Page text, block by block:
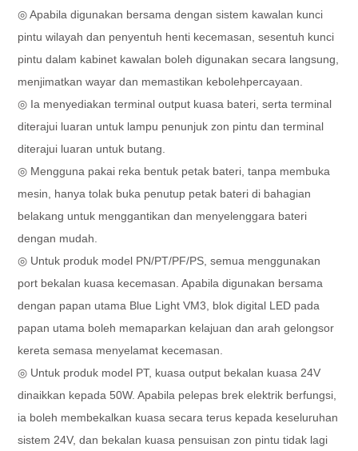
◎ Apabila digunakan bersama dengan sistem kawalan kunci
pintu wilayah dan penyentuh henti kecemasan, sesentuh kunci
pintu dalam kabinet kawalan boleh digunakan secara langsung,
menjimatkan wayar dan memastikan kebolehpercayaan.
◎ Ia menyediakan terminal output kuasa bateri, serta terminal
diterajui luaran untuk lampu penunjuk zon pintu dan terminal
diterajui luaran untuk butang.
◎ Mengguna pakai reka bentuk petak bateri, tanpa membuka
mesin, hanya tolak buka penutup petak bateri di bahagian
belakang untuk menggantikan dan menyelenggara bateri
dengan mudah.
◎ Untuk produk model PN/PT/PF/PS, semua menggunakan
port bekalan kuasa kecemasan. Apabila digunakan bersama
dengan papan utama Blue Light VM3, blok digital LED pada
papan utama boleh memaparkan kelajuan dan arah gelongsor
kereta semasa menyelamat kecemasan.
◎ Untuk produk model PT, kuasa output bekalan kuasa 24V
dinaikkan kepada 50W. Apabila pelepas brek elektrik berfungsi,
ia boleh membekalkan kuasa secara terus kepada keseluruhan
sistem 24V, dan bekalan kuasa pensuisan zon pintu tidak lagi